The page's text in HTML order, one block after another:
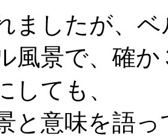
ましたが、
風景で、確
しても、
と意味を語